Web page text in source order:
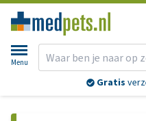
Menu
Gratis